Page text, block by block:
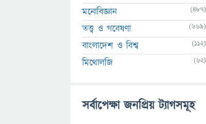
মনোবিজ্ঞান (487)
তত্ত্ব ও গবেষণা (669)
বাংলাদেশ ও বিশ্ব (112)
মিথোলজি (62)
সর্বাপেক্ষা জনপ্রিয় ট্যাগসমূহ